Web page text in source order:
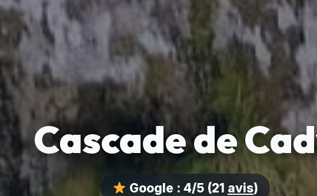
Cascade de
Google : 4/5(21 avis)